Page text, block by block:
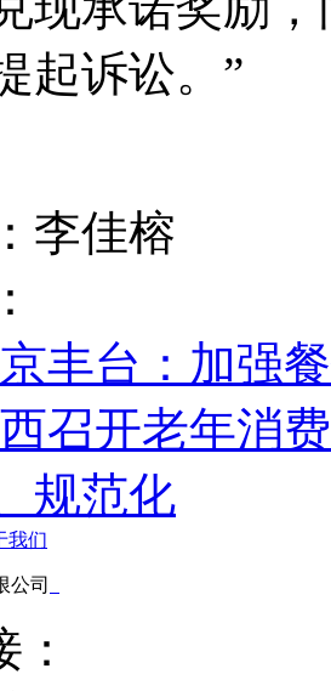
起诉讼。”
李佳榕
丰台：加强
召开老年消
规范化
我们
公司
：